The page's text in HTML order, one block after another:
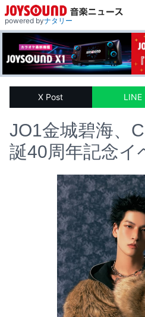
powered byナタリー
X Post LINE
JO1金城碧海、
誕40周年記念イ